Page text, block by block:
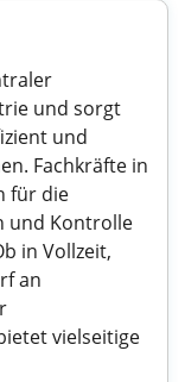
und sorgt
und
Fachkräfte in
für die
und Kontrolle
in Vollzeit,
an
vielseitige